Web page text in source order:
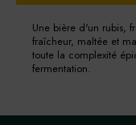
Une bière d'un rubis,
fraîcheur, maltée et
toute la complexité
fermentation.